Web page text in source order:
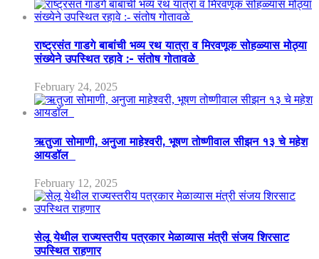
राष्ट्रसंत गाडगे बाबांची भव्य रथ यात्रा व मिरवणूक सोहळ्यास मोठ्या
संख्येने उपस्थित रहावे :- संतोष गोतावळे
February 24, 2025
ऋतुजा सोमाणी, अनुजा माहेश्वरी, भूषण तोष्णीवाल सीझन १३ चे महेश
आयडॉल
February 12, 2025
सेलू येथील राज्यस्तरीय पत्रकार मेळाव्यास मंत्री संजय शिरसाट
उपस्थित राहणार